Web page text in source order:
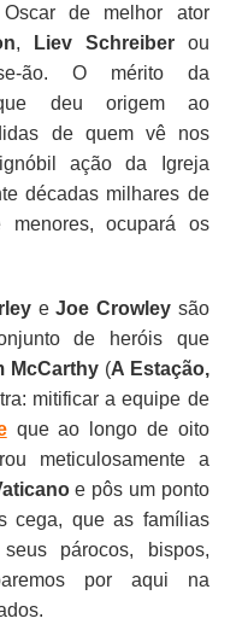
de melhor ator
, Liev Schreiberou
ão. O mérito da
que deu origem ao
de quem vê nos
ação da Igreja
décadas milhares de
ocupará os
eJoe Crowley são
de heróis que
McCarthy (A Estação,
mitificar a equipe de
que ao longo de oito
meticulosamente a
e pôs um ponto
cega, que as famílias
párocos, bispos,
por aqui na